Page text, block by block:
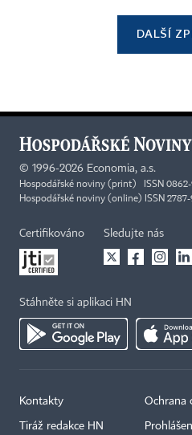
DALŠÍ
© 1996-2026 Economia, a.s.
Hospodářské noviny (print) ISSN
Hospodářské noviny (online) ISSN 2787-
Certifikováno Sledujte nás
Stáhněte si aplikaci HN
Kontakty
Tiráž redakce HN
Ochrana